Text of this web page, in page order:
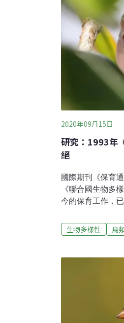
2020年09月15日
研究：1993年
絕
國際期刊《保育
《聯合國生物多
今的保育工作，
隊主持的研究發
樣性公約的保護
（Pygmy hog，
生物多樣性 鳥